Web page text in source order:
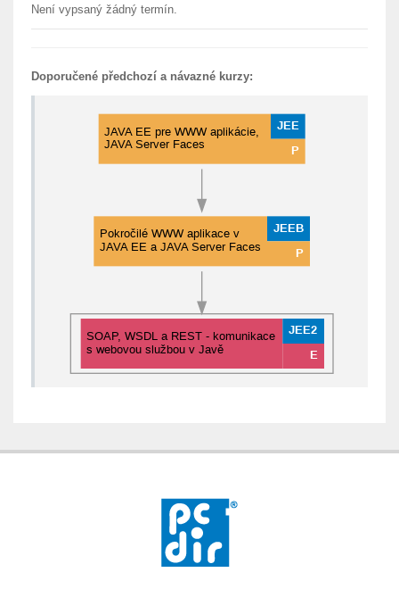
Není vypsaný žádný termín.
Doporučené předchozí a návazné kurzy: